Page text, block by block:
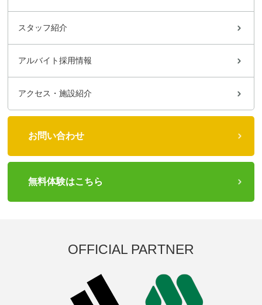
スタッフ紹介
アルバイト採用情報
アクセス・施設紹介
お問い合わせ
無料体験はこちら
OFFICIAL PARTNER